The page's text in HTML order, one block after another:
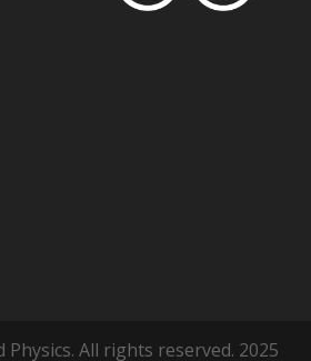
All rights reserved. 2025